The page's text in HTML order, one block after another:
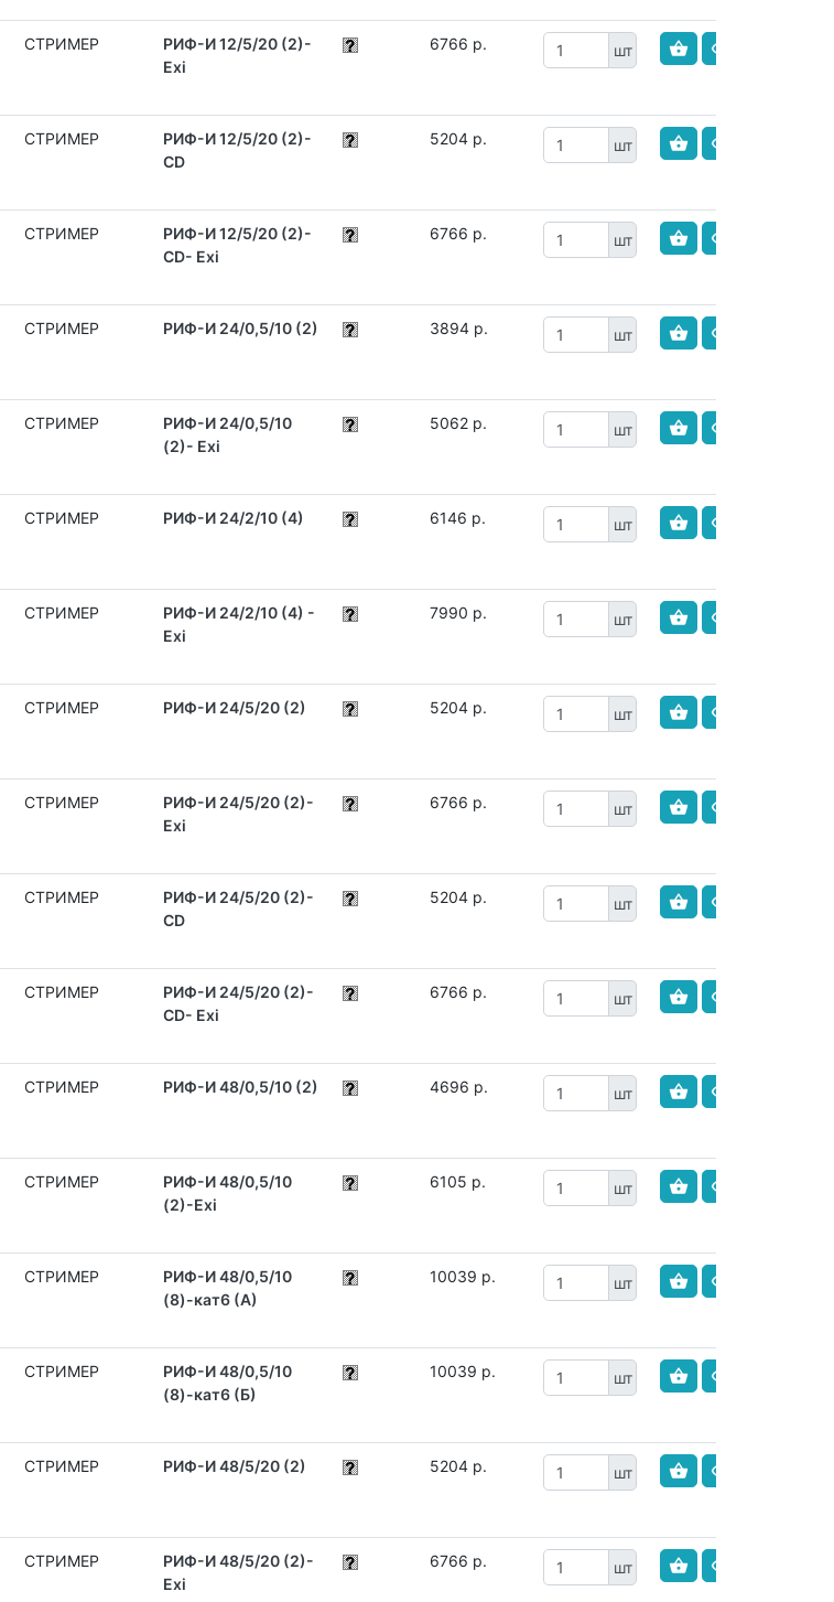
СТРИМЕР
РИФ-И 12/5/20 (2)-
Exi
6766 р. шт
СТРИМЕР
РИФ-И 12/5/20 (2)-
CD
5204 р. шт
СТРИМЕР
РИФ-И 12/5/20 (2)-
CD- Exi
6766 р. шт
СТРИМЕР РИФ-И 24/0,5/10 (2) 3894 р. шт
СТРИМЕР
РИФ-И 24/0,5/10
(2)- Exi
5062 р. шт
СТРИМЕР РИФ-И 24/2/10 (4) 6146 р. шт
СТРИМЕР
РИФ-И 24/2/10 (4) -
Exi
7990 р. шт
СТРИМЕР РИФ-И 24/5/20 (2) 5204 р. шт
СТРИМЕР
РИФ-И 24/5/20 (2)-
Exi
6766 р. шт
СТРИМЕР
РИФ-И 24/5/20 (2)-
CD
5204 р. шт
СТРИМЕР
РИФ-И 24/5/20 (2)-
CD- Exi
6766 р. шт
СТРИМЕР РИФ-И 48/0,5/10 (2) 4696 р. шт
СТРИМЕР
РИФ-И 48/0,5/10
(2)-Exi
6105 р. шт
СТРИМЕР
РИФ-И 48/0,5/10
(8)-кат6 (А)
10039 р. шт
СТРИМЕР
РИФ-И 48/0,5/10
(8)-кат6 (Б)
10039 р. шт
СТРИМЕР РИФ-И 48/5/20 (2) 5204 р. шт
СТРИМЕР
РИФ-И 48/5/20 (2)-
Exi
6766 р. шт